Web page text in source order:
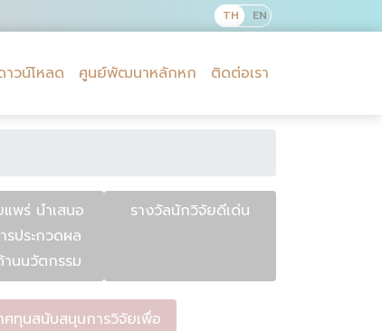
าวน์โหลด ศูนย์พัฒนาหลักหก ติดต่อเรา
พร่ นำเสนอ
รประกวดผล
นนวัตกรรม
รางวัลนักวิจัยดีเด่น
ศทุนสนับสนุนการวิจัยเพื่อ